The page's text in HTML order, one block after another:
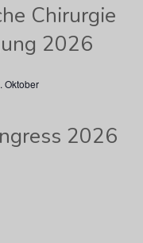
Chirurgie
2026
Oktober
2026